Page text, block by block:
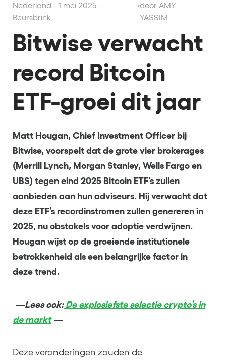
Nederland - 1 mei 2025 -
Beursbrink
•door AMY
YASSIM
Bitwise verwacht
record Bitcoin
ETF-groei dit jaar
Matt Hougan, Chief Investment Officer bij
Bitwise, voorspelt dat de grote vier brokerages
(Merrill Lynch, Morgan Stanley, Wells Fargo en
UBS) tegen eind 2025 Bitcoin ETF’s zullen
aanbieden aan hun adviseurs. Hij verwacht dat
deze ETF’s recordinstromen zullen genereren in
2025, nu obstakels voor adoptie verdwijnen.
Hougan wijst op de groeiende institutionele
betrokkenheid als een belangrijke factor in
deze trend.
—Lees ook: De explosiefste selectie crypto’s in
de markt —
Deze veranderingen zouden de